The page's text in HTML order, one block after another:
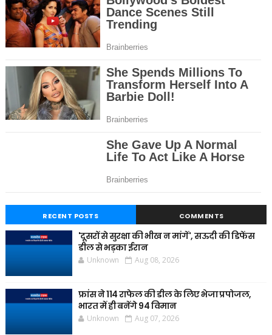
RECENT POSTS COMMENTS
'दूसरों से सुरक्षा की भीख न मांगें', सऊदी की डिफेंस
डील से भड़का ईरान
Unknown Aug 08, 2026
फ्रांस ने 114 राफेल की डील के लिए भेजा प्रपोजल,
भारत में ही बनेंगे 94 विमान
Unknown Aug 07, 2026